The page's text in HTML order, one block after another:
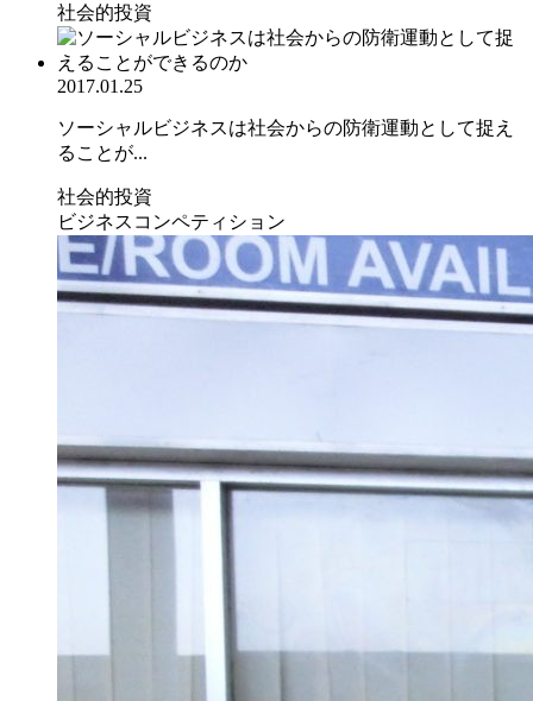
社会的投資
2017.01.25
ソーシャルビジネスは社会からの防衛運動として捉え
ることが...
社会的投資
ビジネスコンペティション